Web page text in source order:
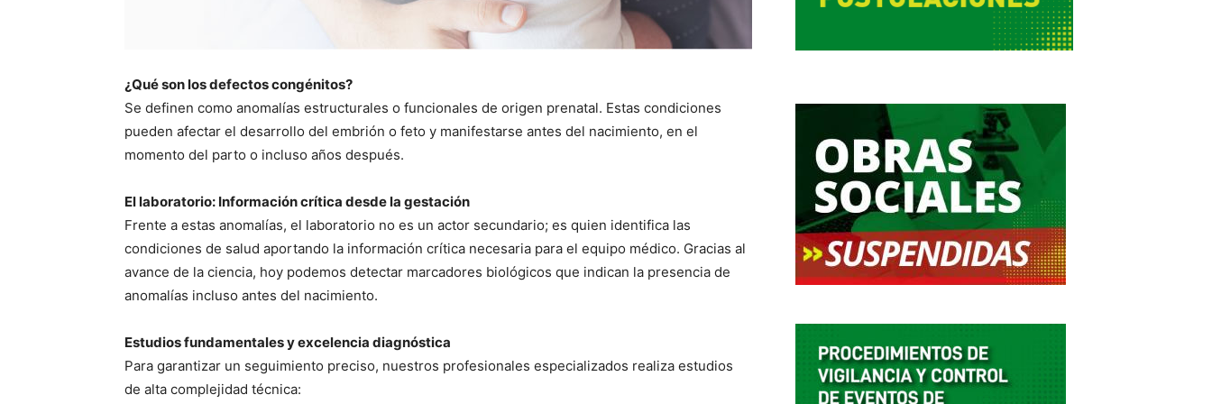
¿Qué son los defectos congénitos?
Se definen como anomalías estructurales o funcionales de origen prenatal. Estas condiciones
pueden afectar el desarrollo del embrión o feto y manifestarse antes del nacimiento, en el
momento del parto o incluso años después.
El laboratorio: Información crítica desde la gestación
Frente a estas anomalías, el laboratorio no es un actor secundario; es quien identifica las
condiciones de salud aportando la información crítica necesaria para el equipo médico. Gracias al
avance de la ciencia, hoy podemos detectar marcadores biológicos que indican la presencia de
anomalías incluso antes del nacimiento.
Estudios fundamentales y excelencia diagnóstica
Para garantizar un seguimiento preciso, nuestros profesionales especializados realiza estudios
de alta complejidad técnica: